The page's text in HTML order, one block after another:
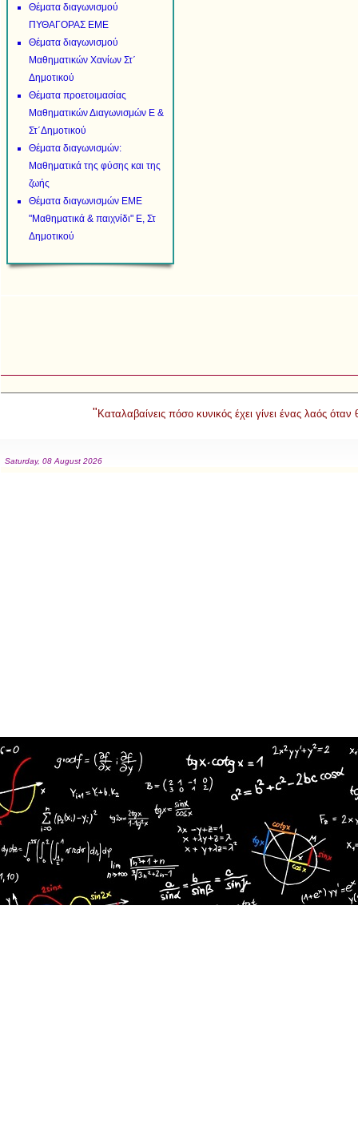
Θέματα διαγωνισμού
ΠΥΘΑΓΟΡΑΣ ΕΜΕ
Θέματα διαγωνισμού
Μαθηματικών Χανίων Στ΄
Δημοτικού
Θέματα προετοιμασίας
Μαθηματικών Διαγωνισμών Ε &
Στ΄Δημοτικού
Θέματα διαγωνισμών:
Μαθηματικά της φύσης και της
ζωής
Θέματα διαγωνισμών ΕΜΕ
"Μαθηματικά & παιχνίδι" Ε, Στ
Δημοτικού
" Καταλαβαίνεις πόσο κυνικός έχει γίνει ένας λαός
Saturday, 08 August 2026